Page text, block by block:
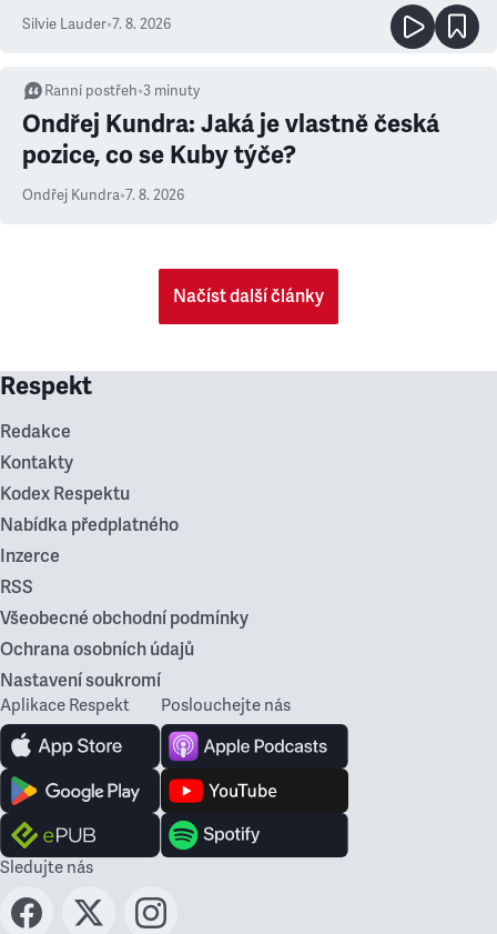
Silvie Lauder•7. 8. 2026
Ranní postřeh•3 minuty
Ondřej Kundra: Jaká je vlastně česká
pozice, co se Kuby týče?
Ondřej Kundra•7. 8. 2026
Načíst další články
Respekt
Redakce
Kontakty
Kodex Respektu
Nabídka předplatného
Inzerce
RSS
Všeobecné obchodní podmínky
Ochrana osobních údajů
Nastavení soukromí
Aplikace Respekt Poslouchejte nás
Sledujte nás